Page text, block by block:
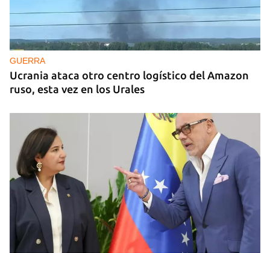
GUERRA
Ucrania ataca otro centro logístico del Amazon
ruso, esta vez en los Urales